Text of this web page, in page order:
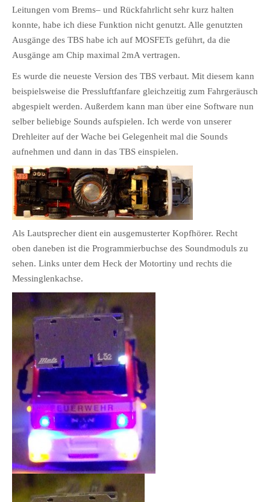
Leitungen vom Brems– und Rückfahrlicht sehr kurz halten
konnte, habe ich diese Funktion nicht genutzt. Alle genutzten
Ausgänge des TBS habe ich auf MOSFETs geführt, da die
Ausgänge am Chip maximal 2mA vertragen.
Es wurde die neueste Version des TBS verbaut. Mit diesem kann
beispielsweise die Pressluftfanfare gleichzeitig zum Fahrgeräusch
abgespielt werden. Außerdem kann man über eine Software nun
selber beliebige Sounds aufspielen. Ich werde von unserer
Drehleiter auf der Wache bei Gelegenheit mal die Sounds
aufnehmen und dann in das TBS einspielen.
Als Lautsprecher dient ein ausgemusterter Kopfhörer. Recht
oben daneben ist die Programmierbuchse des Soundmoduls zu
sehen. Links unter dem Heck der Motortiny und rechts die
Messinglenkachse.